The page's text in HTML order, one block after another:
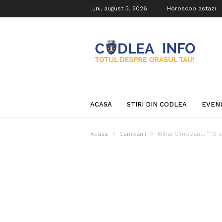
luni, august 3, 2026 Horoscop astazi
Info
ACASA STIRI DIN CODLEA
Acasă Campanii Mihai Cîmpeanu: ’’